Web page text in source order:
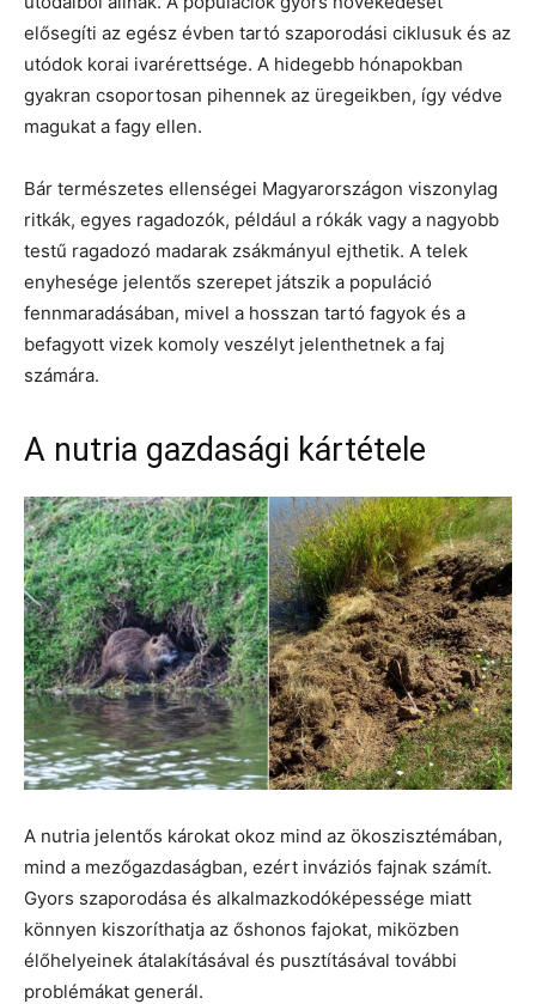
elősegíti az egész évben tartó szaporodási ciklusuk és az
utódok korai ivarérettsége. A hidegebb hónapokban
gyakran csoportosan pihennek az üregeikben, így védve
magukat a fagy ellen.
Bár természetes ellenségei Magyarországon viszonylag
ritkák, egyes ragadozók, például a rókák vagy a nagyobb
testű ragadozó madarak zsákmányul ejthetik. A telek
enyhesége jelentős szerepet játszik a populáció
fennmaradásában, mivel a hosszan tartó fagyok és a
befagyott vizek komoly veszélyt jelenthetnek a faj
számára.
A nutria gazdasági kártétele
A nutria jelentős károkat okoz mind az ökoszisztémában,
mind a mezőgazdaságban, ezért inváziós fajnak számít.
Gyors szaporodása és alkalmazkodóképessége miatt
könnyen kiszoríthatja az őshonos fajokat, miközben
élőhelyeinek átalakításával és pusztításával további
problémákat generál.